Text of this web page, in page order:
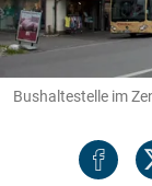
Bushaltestelle im